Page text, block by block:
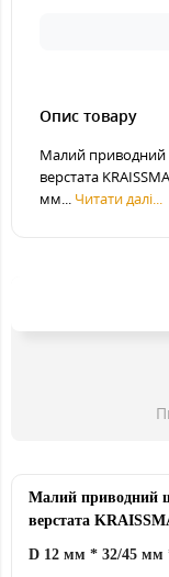
Опис товару
Малий приводний
верстата
мм... Читати далі...
Малий приводний
верстата
D 12 мм * 32/45 мм